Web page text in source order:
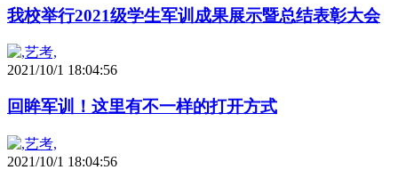
我校举行2021级学生军训成果展示暨总结表彰大会
2021/10/1 18:04:56
回眸军训！这里有不一样的打开方式
2021/10/1 18:04:56